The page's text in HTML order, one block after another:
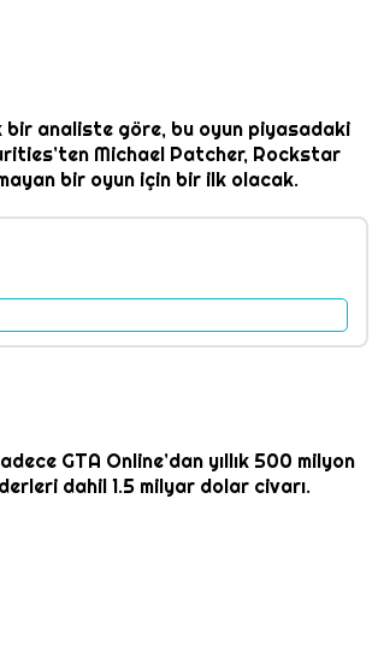
bir analiste göre, bu oyun piyasadaki
Michael Patcher, Rockstar
bir oyun için bir ilk olacak.
GTA Online’dan yıllık 500 milyon
dahil 1.5 milyar dolar civarı.